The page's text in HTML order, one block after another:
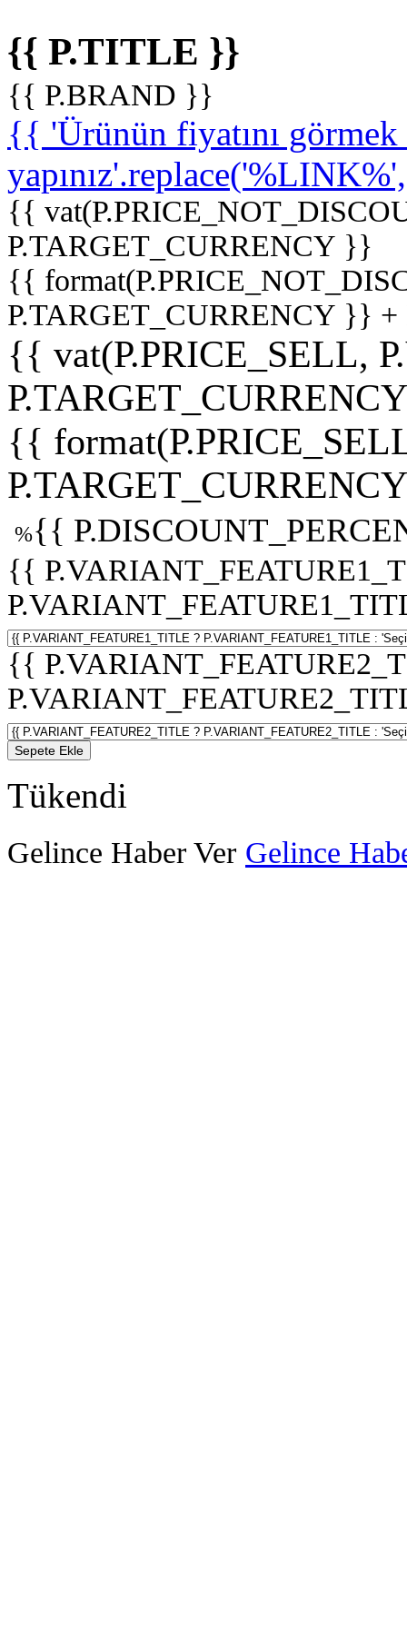
{{ P.TITLE }}
{{ P.BRAND }}
{{ 'Ürünün fiyatını
{{
P.TARGET_CURRENCY }}
{{
P.TARGET_CURRENCY }}
{{ vat(P.PRICE_SELL,
{{
%{{
{{
{{
Sepete Ekle
Tükendi
Gelince Haber Ver Gelince